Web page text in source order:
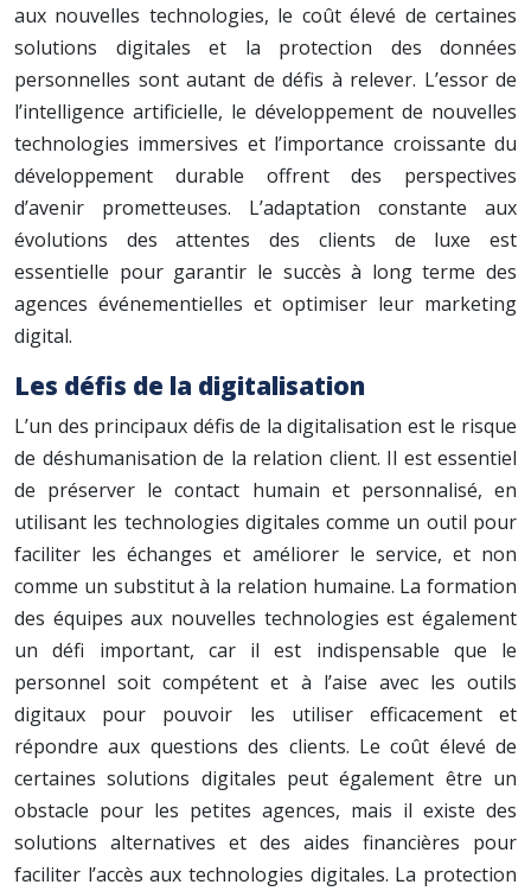
aux nouvelles technologies, le coût élevé de certaines
solutions digitales et la protection des données
personnelles sont autant de défis à relever. L’essor de
l’intelligence artificielle, le développement de nouvelles
technologies immersives et l’importance croissante du
développement durable offrent des perspectives
d’avenir prometteuses. L’adaptation constante aux
évolutions des attentes des clients de luxe est
essentielle pour garantir le succès à long terme des
agences événementielles et optimiser leur marketing
digital.
Les défis de la digitalisation
L’un des principaux défis de la digitalisation est le risque
de déshumanisation de la relation client. Il est essentiel
de préserver le contact humain et personnalisé, en
utilisant les technologies digitales comme un outil pour
faciliter les échanges et améliorer le service, et non
comme un substitut à la relation humaine. La formation
des équipes aux nouvelles technologies est également
un défi important, car il est indispensable que le
personnel soit compétent et à l’aise avec les outils
digitaux pour pouvoir les utiliser efficacement et
répondre aux questions des clients. Le coût élevé de
certaines solutions digitales peut également être un
obstacle pour les petites agences, mais il existe des
solutions alternatives et des aides financières pour
faciliter l’accès aux technologies digitales. La protection